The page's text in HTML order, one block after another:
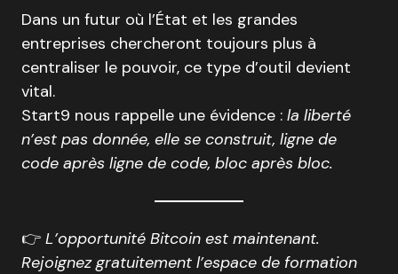
Dans un futur où l’État et les grandes
entreprises chercheront toujours plus à
centraliser le pouvoir, ce type d’outil devient
vital.
Start9 nous rappelle une évidence : la liberté
n’est pas donnée, elle se construit, ligne de
code après ligne de code, bloc après bloc.
👉 L’opportunité Bitcoin est maintenant.
Rejoignez gratuitement l’espace de formation